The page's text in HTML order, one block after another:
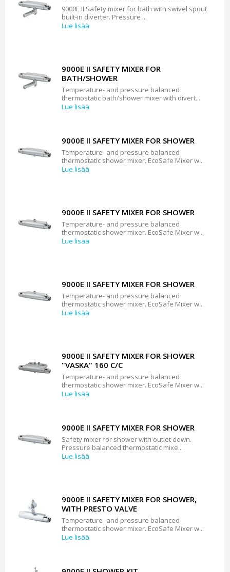
9000E II Safety mixer for bath with swivel spout
built-in diverter. Pressure ...
Lue lisää
9000E II SAFETY MIXER FOR
BATH/SHOWER
Temperature- and pressure balanced
thermostatic bath/shower mixer with divert...
Lue lisää
9000E II SAFETY MIXER FOR SHOWER
Temperature- and pressure balanced
thermostatic shower mixer. EcoSafe Mixer w...
Lue lisää
9000E II SAFETY MIXER FOR SHOWER
Temperature- and pressure balanced
thermostatic shower mixer. EcoSafe Mixer w...
Lue lisää
9000E II SAFETY MIXER FOR SHOWER
Temperature- and pressure balanced
thermostatic shower mixer. EcoSafe Mixer w...
Lue lisää
9000E II SAFETY MIXER FOR SHOWER
"VASKA" 160 C/C
Temperature- and pressure balanced
thermostatic shower mixer. EcoSafe Mixer w...
Lue lisää
9000E II SAFETY MIXER FOR SHOWER
Safety mixer for shower with outlet down.
Pressure balanced thermostatic mixe...
Lue lisää
9000E II SAFETY MIXER FOR SHOWER,
WITH PRESTO VALVE
Temperature- and pressure balanced
thermostatic shower mixer. EcoSafe Mixer w...
Lue lisää